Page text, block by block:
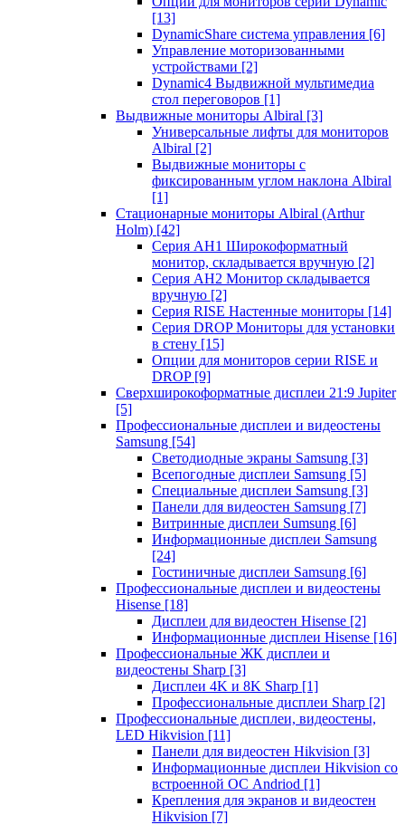
[13]
DynamicShare система управления [6]
Управление моторизованными
устройствами [2]
Dynamic4 Выдвижной мультимедиа
стол переговоров [1]
Выдвижные мониторы Albiral [3]
Универсальные лифты для мониторов
Albiral [2]
Выдвижные мониторы с
фиксированным углом наклона Albiral
[1]
Стационарные мониторы Albiral (Arthur
Holm) [42]
Серия AH1 Широкоформатный
монитор, складывается вручную [2]
Серия AH2 Монитор складывается
вручную [2]
Серия RISE Настенные мониторы [14]
Серия DROP Мониторы для установки
в стену [15]
Опции для мониторов серии RISE и
DROP [9]
Сверхширокоформатные дисплеи 21:9 Jupiter
[5]
Профессиональные дисплеи и видеостены
Samsung [54]
Светодиодные экраны Samsung [3]
Всепогодные дисплеи Samsung [5]
Специальные дисплеи Samsung [3]
Панели для видеостен Samsung [7]
Витринные дисплеи Sumsung [6]
Информационные дисплеи Samsung
[24]
Гостиничные дисплеи Samsung [6]
Профессиональные дисплеи и видеостены
Hisense [18]
Дисплеи для видеостен Hisense [2]
Информационные дисплеи Hisense [16]
Профессиональные ЖК дисплеи и
видеостены Sharp [3]
Дисплеи 4K и 8K Sharp [1]
Профессиональные дисплеи Sharp [2]
Профессиональные дисплеи, видеостены,
LED Hikvision [11]
Панели для видеостен Hikvision [3]
Информационные дисплеи Hikvision со
встроенной ОС Andriod [1]
Крепления для экранов и видеостен
Hikvision [7]